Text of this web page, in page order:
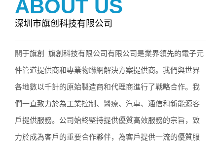
ABOUT US
深圳市旗创科技有限公司
關于旗創 旗創科技有限公司有限公司是業界領先的電子元
件管道提供商和專業物聯網解決方案提供商。我們與世界
各地數以千計的原始製造商和代理商進行了戰略合作。我
們一直致力於為工業控制、醫療、汽車、通信和新能源客
戶提供服務。公司始終堅持提供優質高效服務的宗旨，致
力於成為客戶的重要合作夥伴，為客戶提供一流的優質服